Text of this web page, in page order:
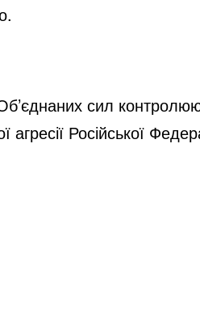
сил
Російської